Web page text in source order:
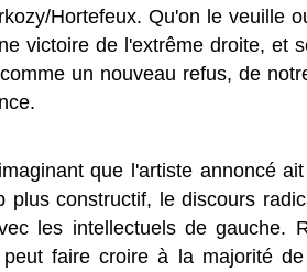
Hortefeux. Qu'on le veuille
victoire de l'extrême droite,
un nouveau refus, de
que l'artiste annoncé
plus constructif, le discours
les intellectuels de gauche.
faire croire à la majorité